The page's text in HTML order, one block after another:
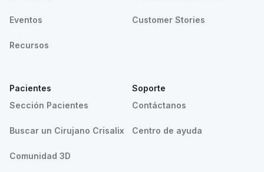
Eventos
Recursos
Customer Stories
Pacientes
Sección Pacientes
Buscar un Cirujano Crisalix
Comunidad 3D
Soporte
Contáctanos
Centro de ayuda